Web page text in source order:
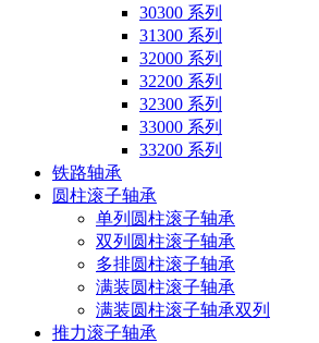
30300 系列
31300 系列
32000 系列
32200 系列
32300 系列
33000 系列
33200 系列
铁路轴承
圆柱滚子轴承
单列圆柱滚子轴承
双列圆柱滚子轴承
多排圆柱滚子轴承
满装圆柱滚子轴承
满装圆柱滚子轴承双列
推力滚子轴承